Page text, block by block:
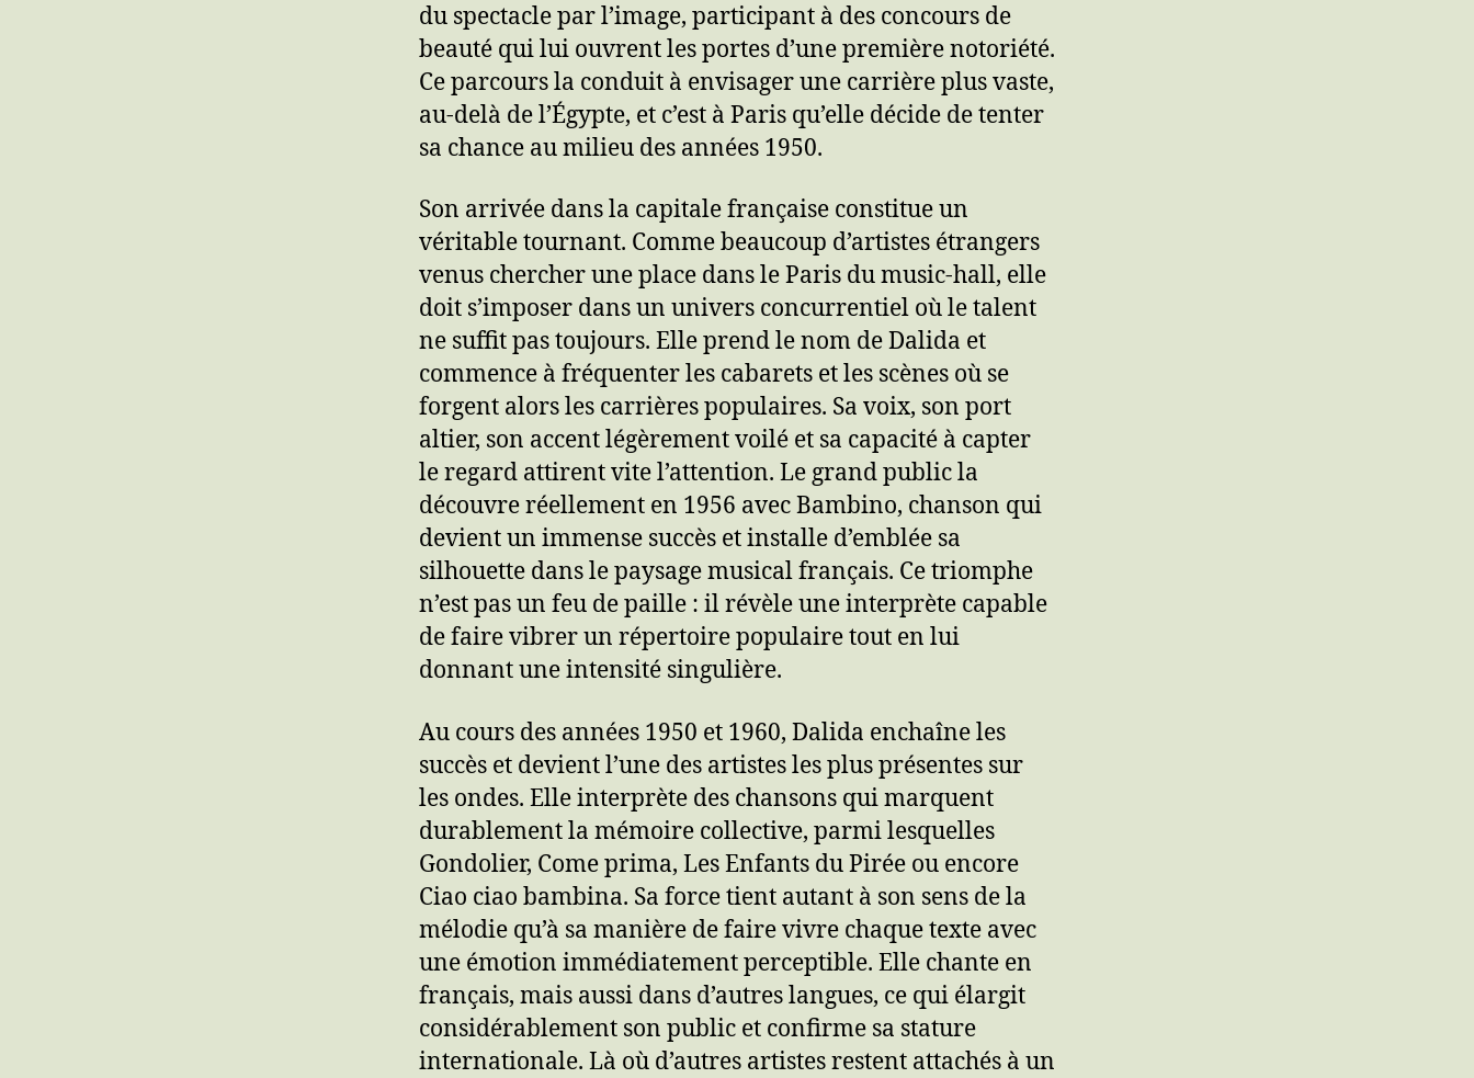
du spectacle par l’image, participant à des concours de
beauté qui lui ouvrent les portes d’une première notoriété.
Ce parcours la conduit à envisager une carrière plus vaste,
au-delà de l’Égypte, et c’est à Paris qu’elle décide de tenter
sa chance au milieu des années 1950.
Son arrivée dans la capitale française constitue un
véritable tournant. Comme beaucoup d’artistes étrangers
venus chercher une place dans le Paris du music-hall, elle
doit s’imposer dans un univers concurrentiel où le talent
ne suffit pas toujours. Elle prend le nom de Dalida et
commence à fréquenter les cabarets et les scènes où se
forgent alors les carrières populaires. Sa voix, son port
altier, son accent légèrement voilé et sa capacité à capter
le regard attirent vite l’attention. Le grand public la
découvre réellement en 1956 avec Bambino, chanson qui
devient un immense succès et installe d’emblée sa
silhouette dans le paysage musical français. Ce triomphe
n’est pas un feu de paille : il révèle une interprète capable
de faire vibrer un répertoire populaire tout en lui
donnant une intensité singulière.
Au cours des années 1950 et 1960, Dalida enchaîne les
succès et devient l’une des artistes les plus présentes sur
les ondes. Elle interprète des chansons qui marquent
durablement la mémoire collective, parmi lesquelles
Gondolier, Come prima, Les Enfants du Pirée ou encore
Ciao ciao bambina. Sa force tient autant à son sens de la
mélodie qu’à sa manière de faire vivre chaque texte avec
une émotion immédiatement perceptible. Elle chante en
français, mais aussi dans d’autres langues, ce qui élargit
considérablement son public et confirme sa stature
internationale. Là où d’autres artistes restent attachés à un